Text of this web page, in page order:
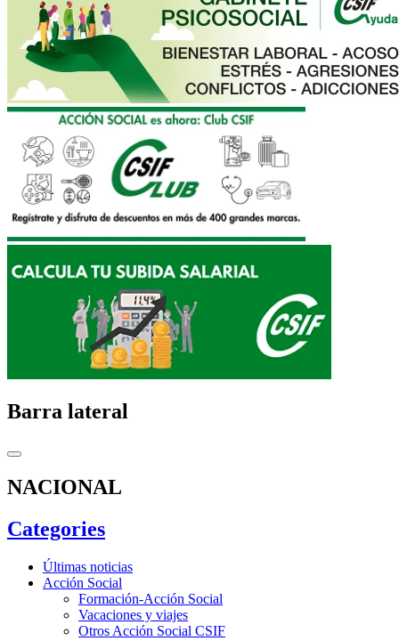
Barra lateral
NACIONAL
Categories
Últimas noticias
Acción Social
Formación-Acción Social
Vacaciones y viajes
Otros Acción Social CSIF